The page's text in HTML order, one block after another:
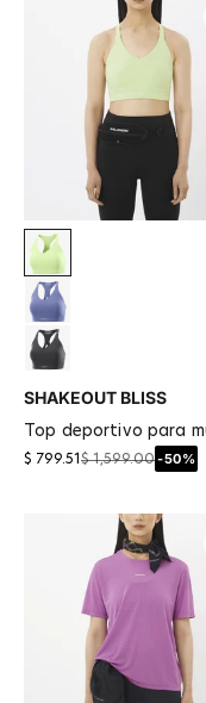
Butterfly
Marlin
Deep Black
SHAKEOUT BLISS
top deportivo para
$ 799.51 $ 1,599.00-50%